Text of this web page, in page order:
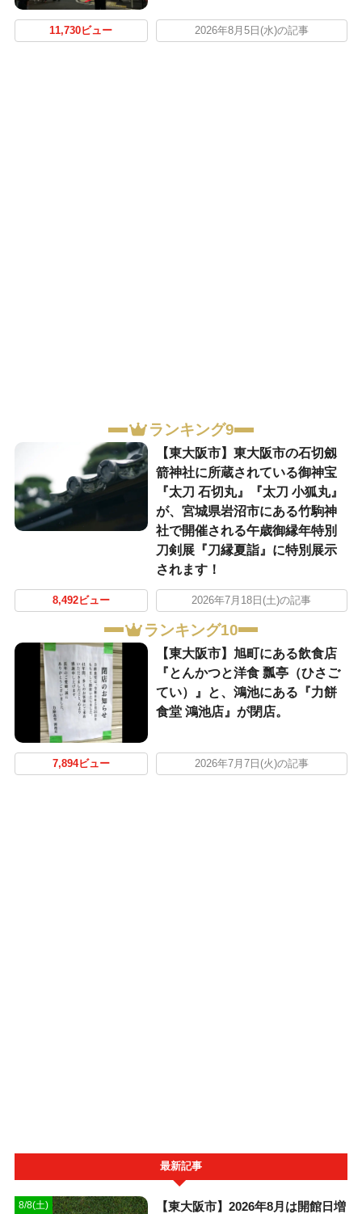
11,730ビュー 2026年8月5日(水)の記事
ランキング9
【東大阪市】東大阪市の石切劔
箭神社に所蔵されている御神宝
『太刀 石切丸』『太刀 小狐丸』
が、宮城県岩沼市にある竹駒神
社で開催される午歳御縁年特別
刀剣展『刀縁夏詣』に特別展示
されます！
8,492ビュー 2026年7月18日(土)の記事
ランキング10
【東大阪市】旭町にある飲食店
『とんかつと洋食 瓢亭（ひさご
てい）』と、鴻池にある『力餅
食堂 鴻池店』が閉店。
7,894ビュー 2026年7月7日(火)の記事
最新記事
8/8(土)
【東大阪市】2026年8月は開館日増